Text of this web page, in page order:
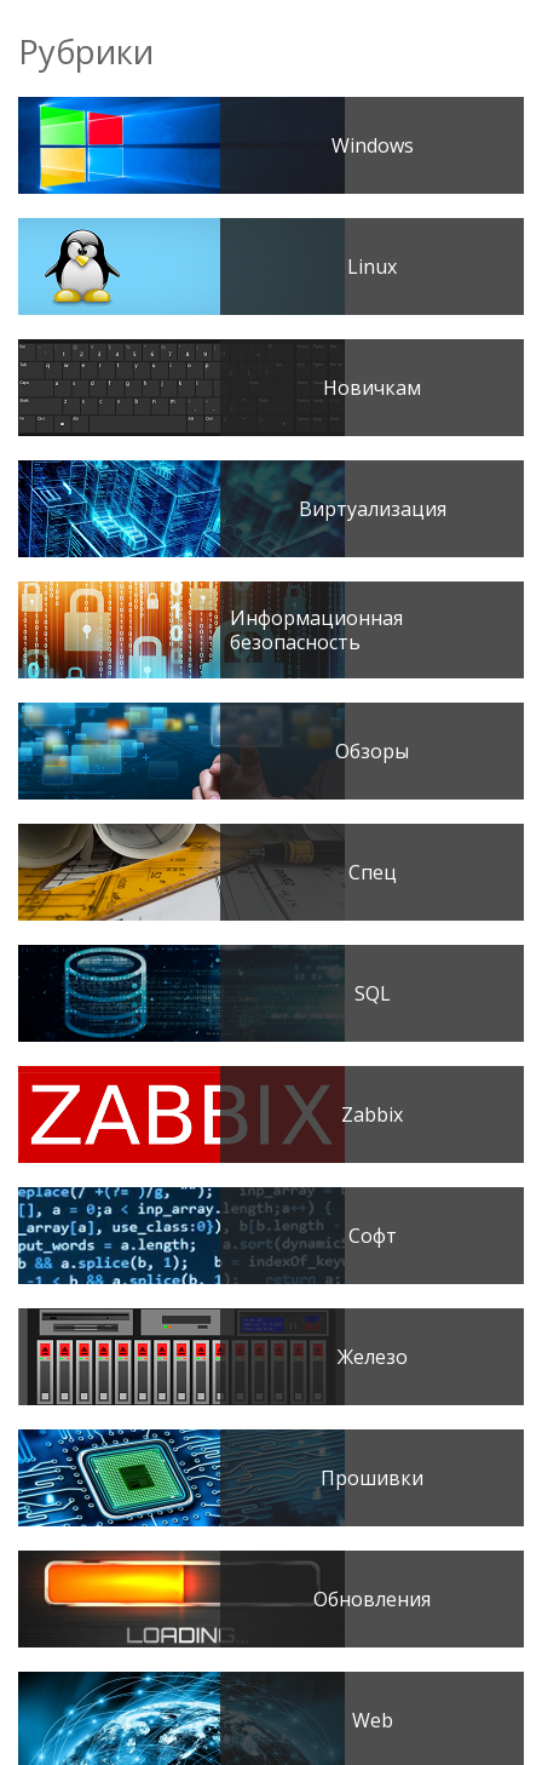
Рубрики
Windows
Linux
Новичкам
Виртуализация
Информационная
безопасность
Обзоры
Спец
SQL
Zabbix
Софт
Железо
Прошивки
Обновления
Web